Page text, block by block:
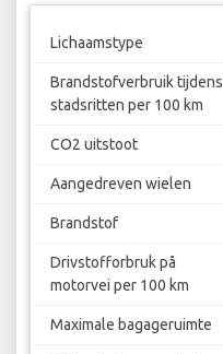
Lichaamstype
Brandstofverbruik tijdens
stadsritten per 100 km
CO2 uitstoot
Aangedreven wielen
Brandstof
Drivstofforbruk på
motorvei per 100 km
Maximale bagageruimte